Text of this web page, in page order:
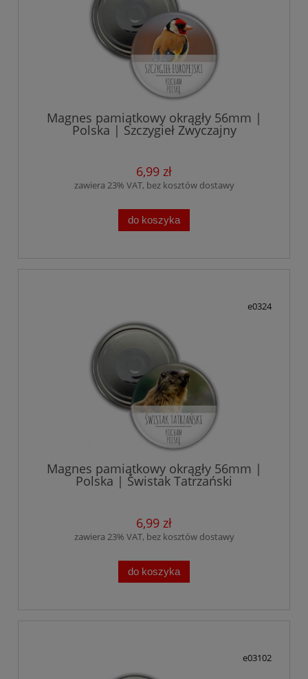
Magnes pamiątkowy okrągły 56mm |
Polska | Szczygieł Zwyczajny
6,99 zł
zawiera 23% VAT, bez kosztów dostawy
do koszyka
e0324
Magnes pamiątkowy okrągły 56mm |
Polska | Świstak Tatrzański
6,99 zł
zawiera 23% VAT, bez kosztów dostawy
do koszyka
e03102